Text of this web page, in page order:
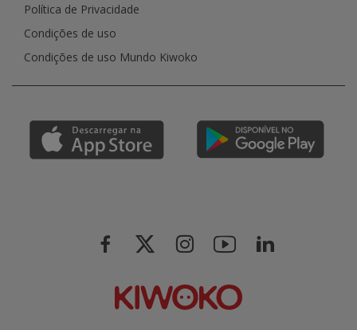
Política de Privacidade
Condições de uso
Condições de uso Mundo Kiwoko